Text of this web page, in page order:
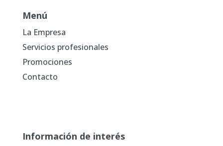
Menú
La Empresa
Servicios profesionales
Promociones
Contacto
Información de interés